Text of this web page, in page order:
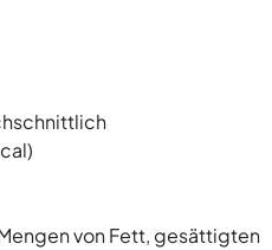
von Fett, gesättigten